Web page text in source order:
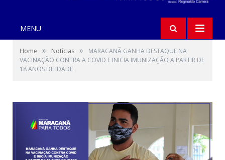
MENU
Home » Notícias »
MARACANÃ GANHA DESTAQUE NA
VACINAÇÃO CONTRA A COVID E INICIA IMUNIZAÇÃO A PARTIR DE
18 ANOS DE IDADE